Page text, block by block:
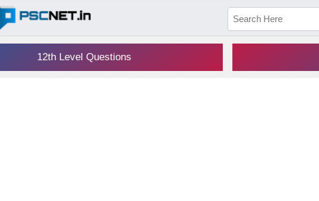
12th Level Questions